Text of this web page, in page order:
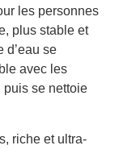
les personnes
plus stable et
d’eau se
avec les
puis se nettoie
riche et ultra-